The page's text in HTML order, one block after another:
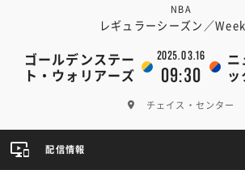
NBA
レギュラーシーズン／
ゴールデンステー
ト・ウォリアーズ
2025.03.16
09:30
ニ
ッ
チェイス・センター
配信情報